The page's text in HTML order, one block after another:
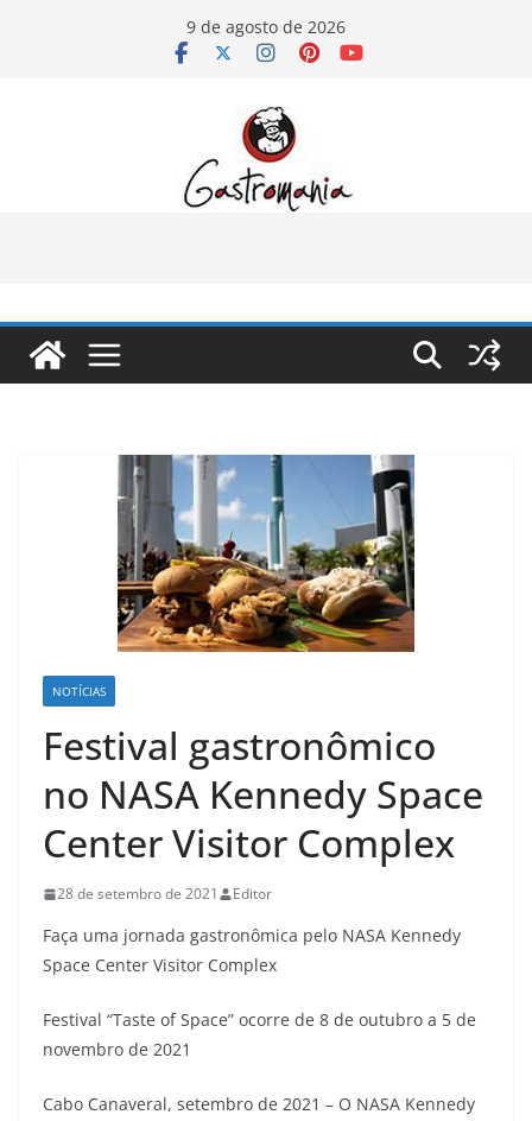
9 de agosto de 2026
NOTÍCIAS
Festival gastronômico
no NASA Kennedy Space
Center Visitor Complex
28 de setembro de 2021 Editor
Faça uma jornada gastronômica pelo NASA Kennedy
Space Center Visitor Complex
Festival “Taste of Space” ocorre de 8 de outubro a 5 de
novembro de 2021
Cabo Canaveral, setembro de 2021 – O NASA Kennedy